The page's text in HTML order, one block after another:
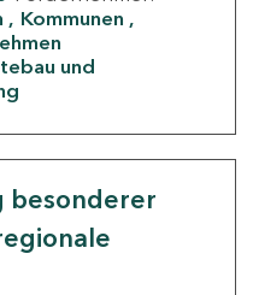
Kommunen
und
besonderer